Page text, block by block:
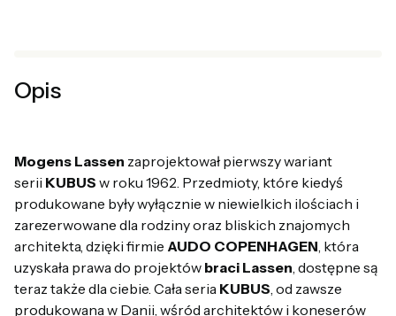
Opis
Mogens Lassen zaprojektował pierwszy wariant
serii KUBUS w roku 1962. Przedmioty, które kiedyś
produkowane były wyłącznie w niewielkich ilościach i
zarezerwowane dla rodziny oraz bliskich znajomych
architekta, dzięki firmie AUDO COPENHAGEN , która
uzyskała prawa do projektów braci Lassen , dostępne są
teraz także dla ciebie. Cała seria KUBUS , od zawsze
produkowana w Danii, wśród architektów i koneserów